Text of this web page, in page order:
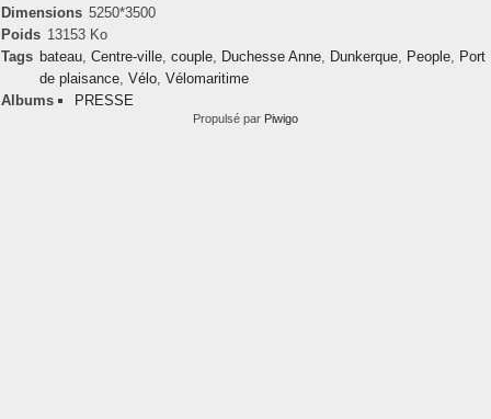
Dimensions 5250*3500
Poids 13153 Ko
Tags bateau, Centre-ville, couple, Duchesse Anne, Dunkerque, People, Port
de plaisance, Vélo, Vélomaritime
Albums
PRESSE
Propulsé par Piwigo